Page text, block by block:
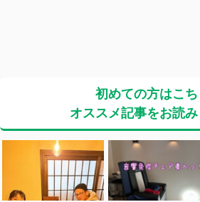
初めての方はこ
オススメ記事をお読